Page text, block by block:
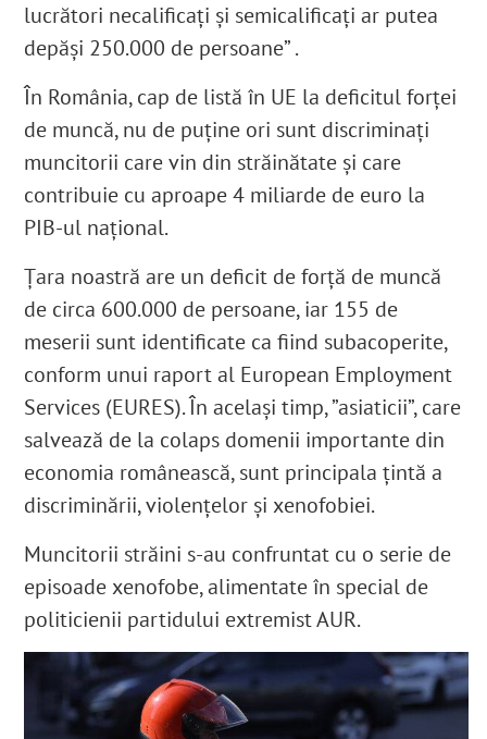
lucrători necalificați și semicalificați ar putea
depăși 250.000 de persoane” .
În România, cap de listă în UE la deficitul forței
de muncă, nu de puține ori sunt discriminați
muncitorii care vin din străinătate și care
contribuie cu aproape 4 miliarde de euro la
PIB-ul național.
Țara noastră are un deficit de forță de muncă
de circa 600.000 de persoane, iar 155 de
meserii sunt identificate ca fiind subacoperite,
conform unui raport al European Employment
Services (EURES). În același timp, ”asiaticii”, care
salvează de la colaps domenii importante din
economia românească, sunt principala țintă a
discriminării, violențelor și xenofobiei.
Muncitorii străini s-au confruntat cu o serie de
episoade xenofobe, alimentate în special de
politicienii partidului extremist AUR.